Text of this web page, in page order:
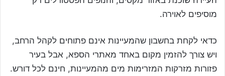
מוסיפים לאוירה.
כדאי לקחת בחשבון שהמעיינות אינם פתוחים לקהל הרחב,
ויש צורך להזמין מקום באחד מאתרי הספא, אבל בעיר
פזורות מזרקות המזרימות מים מהמעיינות, חינם לכל דורש.